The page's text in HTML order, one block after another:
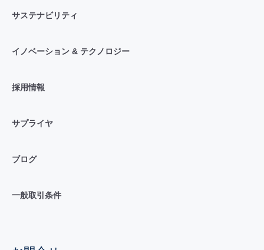
サステナビリティ
イノベーション & テクノロジー
採用情報
サプライヤ
ブログ
一般取引条件